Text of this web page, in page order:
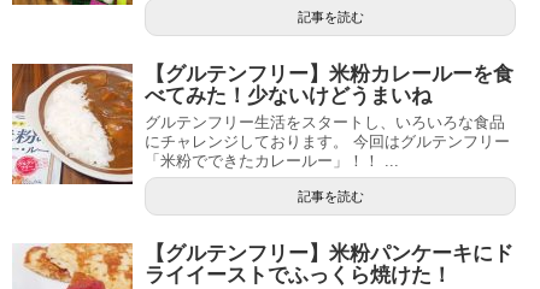
記事を読む
【グルテンフリー】米粉カレールーを食
べてみた！少ないけどうまいね
グルテンフリー生活をスタートし、いろいろな食品
にチャレンジしております。 今回はグルテンフリー
「米粉でできたカレールー」！！ ...
記事を読む
【グルテンフリー】米粉パンケーキにド
ライイーストでふっくら焼けた！